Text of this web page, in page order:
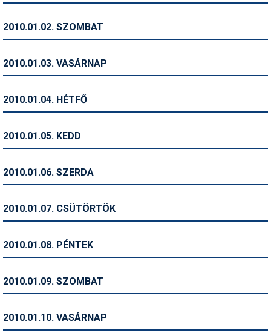
Ingatlan
Kerékpár
Magazinok
Pályázatok
2010.01.02. SZOMBAT
2010.01.03. VASÁRNAP
2010.01.04. HÉTFŐ
2010.01.05. KEDD
2010.01.06. SZERDA
2010.01.07. CSÜTÖRTÖK
2010.01.08. PÉNTEK
2010.01.09. SZOMBAT
2010.01.10. VASÁRNAP